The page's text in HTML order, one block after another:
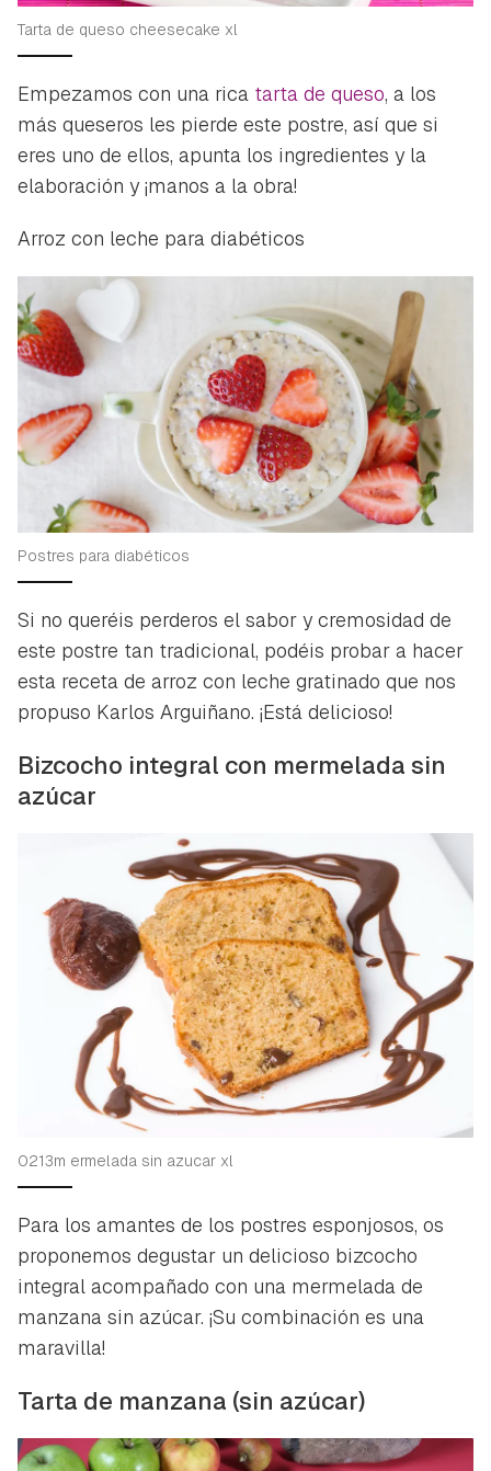
Tarta de queso cheesecake xl
Empezamos con una rica tarta de queso, a los
más queseros les pierde este postre, así que si
eres uno de ellos, apunta los ingredientes y la
elaboración y ¡manos a la obra!
Arroz con leche para diabéticos
Postres para diabéticos
Si no queréis perderos el sabor y cremosidad de
este postre tan tradicional, podéis probar a hacer
esta receta de arroz con leche gratinado que nos
propuso Karlos Arguiñano. ¡Está delicioso!
Bizcocho integral con mermelada sin
azúcar
0213m ermelada sin azucar xl
Para los amantes de los postres esponjosos, os
proponemos degustar un delicioso bizcocho
integral acompañado con una mermelada de
manzana sin azúcar. ¡Su combinación es una
maravilla!
Tarta de manzana (sin azúcar)